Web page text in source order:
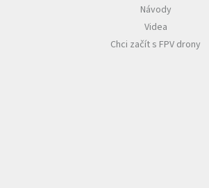
u
Návody
Videa
Chci začít s FPV drony